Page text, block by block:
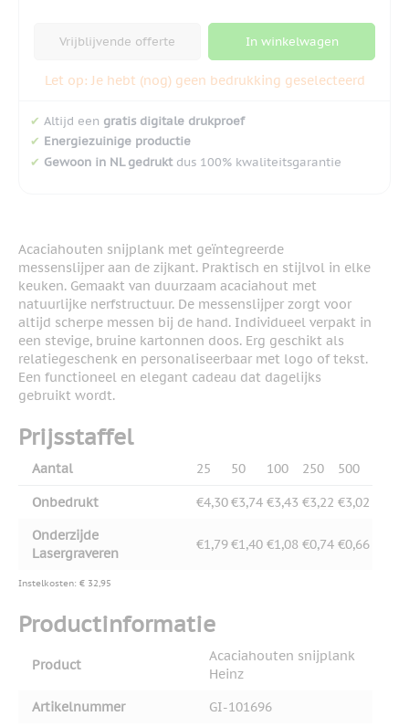
Vrijblijvende offerte In winkelwagen
Let op: Je hebt (nog) geen bedrukking geselecteerd
✔ Altijd een gratis digitale drukproef
✔ Energiezuinige productie
✔ Gewoon in NL gedruktdus 100% kwaliteitsgarantie
Acaciahouten snijplank met geïntegreerde
messenslijper aan de zijkant. Praktisch en stijlvol in elke
keuken. Gemaakt van duurzaam acaciahout met
natuurlijke nerfstructuur. De messenslijper zorgt voor
altijd scherpe messen bij de hand. Individueel verpakt in
een stevige, bruine kartonnen doos. Erg geschikt als
relatiegeschenk en personaliseerbaar met logo of tekst.
Een functioneel en elegant cadeau dat dagelijks
gebruikt wordt.
Prijsstaffel
Aantal 25 50 100 250 500
Onbedrukt €4,30€3,74 €3,43 €3,22 €3,02
Onderzijde
Lasergraveren
€1,79€1,40 €1,08 €0,74 €0,66
Instelkosten: € 32,95
Productinformatie
Product
Acaciahouten snijplank
Heinz
Artikelnummer
GI-101696